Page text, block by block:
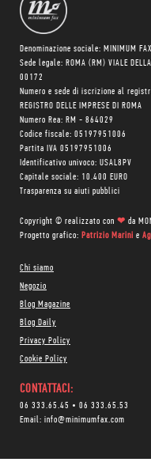
Denominazione sociale: MINIMUM
Sede legale: ROMA (RM) VIALE
00172
Numero e sede di iscrizione al
REGISTRO DELLE IMPRESE DI ROMA
Numero Rea: RM - 864029
Codice fiscale: 05197951006
Partita IVA 05197951006
Identificativo univoco: USAL8PV
Capitale sociale: 10.400 EURO
Trasparenza su aiuti pubblici
Copyright © realizzato con ❤ da
Progetto grafico: Patrizio Marini e
Chi siamo
Negozio
Blog Magazine
Blog Daily
Privacy Policy
Cookie Policy
CONTATTACI:
06 333.65.45 • 06 333.65.53
Email: info@minimumfax.com